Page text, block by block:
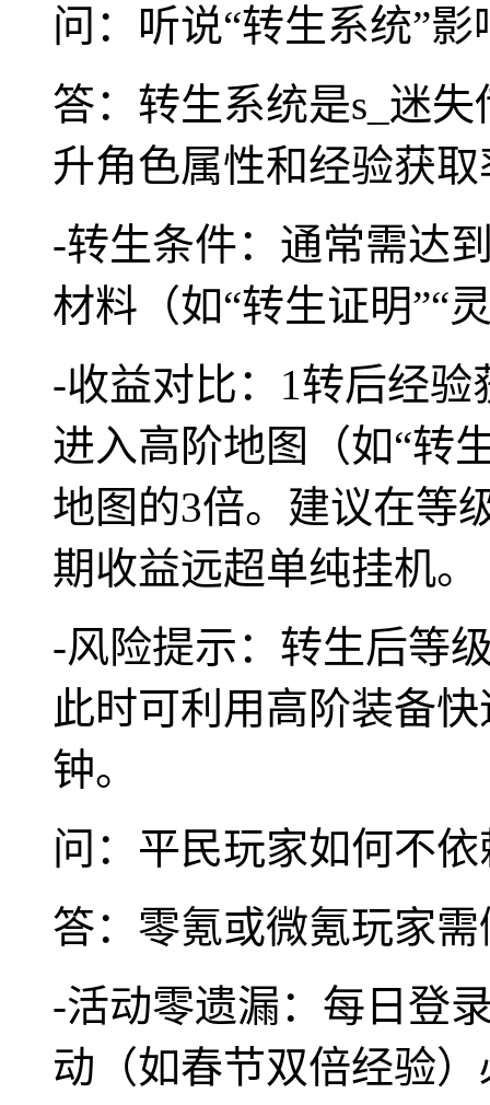
问：听说“转生系统”
答：转生系统是s_迷
升角色属性和经验获取
-转生条件：通常需达
材料（如“转生证明”“
-收益对比：1转后经验
进入高阶地图（如“转
地图的3倍。建议在等
期收益远超单纯挂机。
-风险提示：转生后等
此时可利用高阶装备
钟。
问：平民玩家如何不
答：零氪或微氪玩家
-活动零遗漏：每日登
动（如春节双倍经验